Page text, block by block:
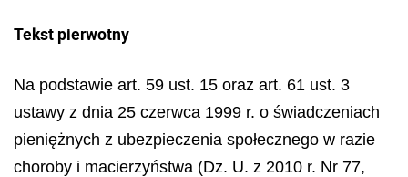
Tekst pierwotny
Na podstawie art. 59 ust. 15 oraz art. 61 ust. 3
ustawy z dnia 25 czerwca 1999 r. o świadczeniach
pieniężnych z ubezpieczenia społecznego w razie
choroby i macierzyństwa (Dz. U. z 2010 r. Nr 77,